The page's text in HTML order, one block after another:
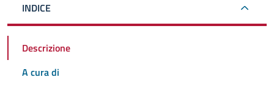
INDICE
Descrizione
A cura di